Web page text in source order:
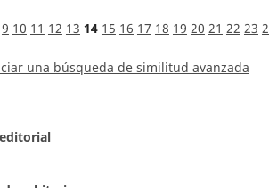
9 10 11 12 13 14 15 16 17 18 19 20 21 22 23
una búsqueda de similitud avanzada